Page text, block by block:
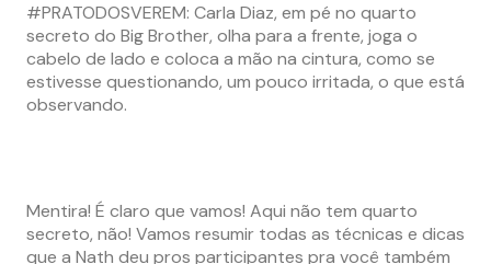
#PRATODOSVEREM: Carla Diaz, em pé no quarto
secreto do Big Brother, olha para a frente, joga o
cabelo de lado e coloca a mão na cintura, como se
estivesse questionando, um pouco irritada, o que está
observando.
Mentira! É claro que vamos! Aqui não tem quarto
secreto, não! Vamos resumir todas as técnicas e dicas
que a Nath deu pros participantes pra você também